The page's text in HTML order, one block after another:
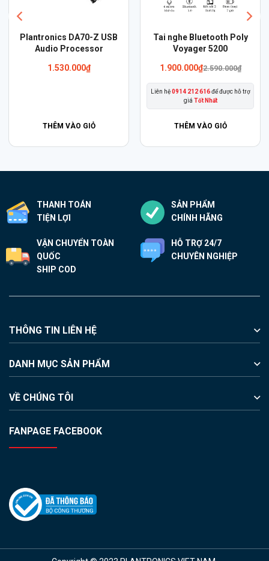
Plantronics DA70-Z USB
Audio Processor
1.530.000₫
THÊM VÀO GIỎ
Tai nghe Bluetooth Poly
Voyager 5200
1.900.000₫2.590.000₫
Liên hệ0914 212 616để được hỗ trợ
giá Tốt Nhất
THÊM VÀO GIỎ
Sản
nhiều
biến
chọn
thể
được
trên
trang
THANH TOÁN
TIỆN LỢI
SẢN PHẨM
CHÍNH HÃNG
VẬN CHUYỂN TOÀN
QUỐC
SHIP COD
HỖ TRỢ 24/7
CHUYÊN NGHIỆP
THÔNG TIN LIÊN HỆ
DANH MỤC SẢN PHẨM
VỀ CHÚNG TÔI
FANPAGE FACEBOOK